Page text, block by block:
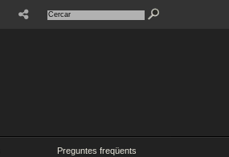
Preguntes freqüents